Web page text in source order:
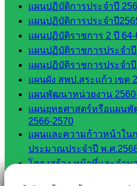
แผนปฏิบัติการประจำปี
แผนปฏิบัติการประจำปี
แผนปฏิบัติราชการ 2 ปี 64-
แผนปฏิบัติราชการประจำ
แผนปฏิบัติราชการประจำ
แผนผัง สพป.สระแก้ว เขต 2
แผนพัฒนาหน่วยงาน
แผนยุทธศาสตร์หรือแผน
2566-2570
แผนและความก้าวหน้าใน
ประมาณประจำปี พ.ศ
โครงสร้าง หน้าที่และอำน
Line
Tel 037-232263:
Messenger
Facebook